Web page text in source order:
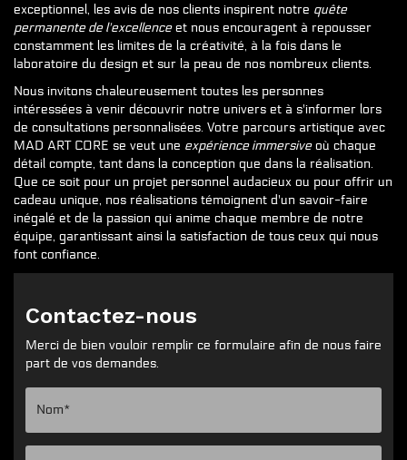
exceptionnel, les avis de nos clients inspirent notre quête
permanente de l'excellenceet nous encouragent à repousser
constamment les limites de la créativité, à la fois dans le
laboratoire du design et sur la peau de nos nombreux clients.
Nous invitons chaleureusement toutes les personnes
intéressées à venir découvrir notre univers et à s'informer lors
de consultations personnalisées. Votre parcours artistique avec
MAD ART CORE se veut une expérience immersiveoù chaque
détail compte, tant dans la conception que dans la réalisation.
Que ce soit pour un projet personnel audacieux ou pour offrir un
cadeau unique, nos réalisations témoignent d'un savoir-faire
inégalé et de la passion qui anime chaque membre de notre
équipe, garantissant ainsi la satisfaction de tous ceux qui nous
font confiance.
Contactez-nous
Merci de bien vouloir remplir ce formulaire afin de nous faire
part de vos demandes.